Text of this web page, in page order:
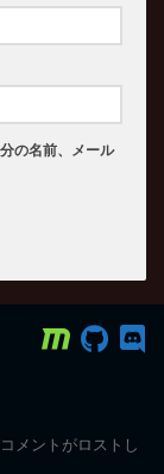
の名前、メール
メントがロストし